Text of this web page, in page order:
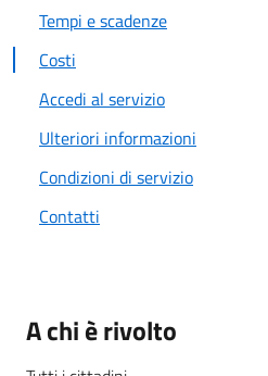
Tempi e scadenze
Costi
Accedi al servizio
Ulteriori informazioni
Condizioni di servizio
Contatti
A chi è rivolto